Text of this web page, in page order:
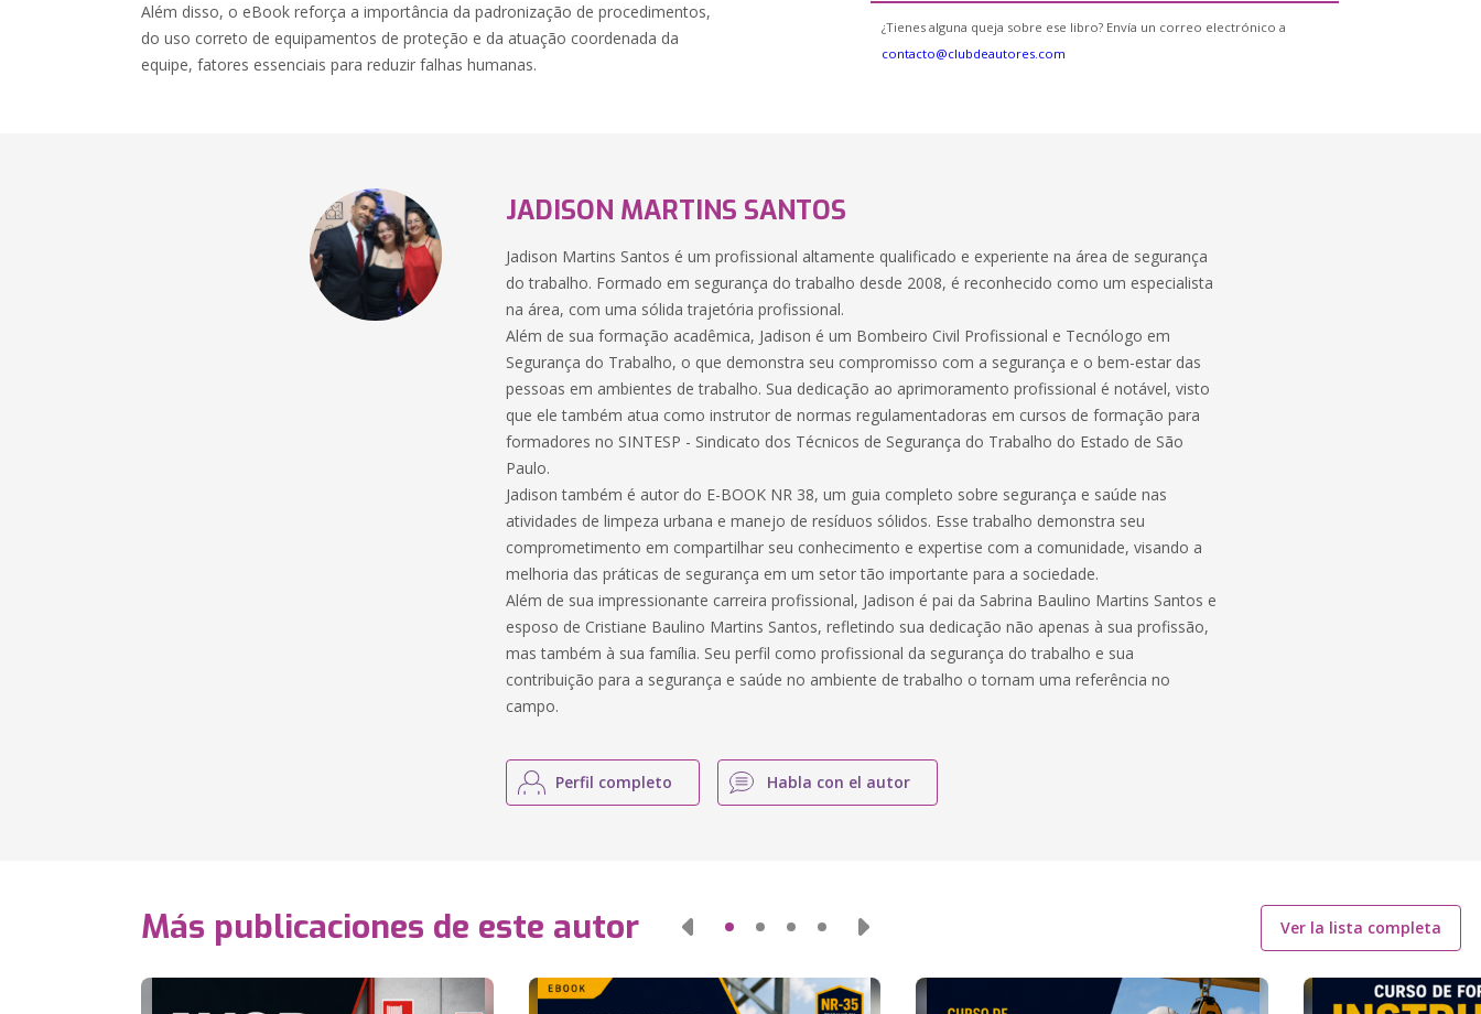
Além disso, o eBook reforça a importância da padronização de procedimentos,
do uso correto de equipamentos de proteção e da atuação coordenada da
equipe, fatores essenciais para reduzir falhas humanas.
¿Tienes alguna queja sobre ese libro? Envía un correo electrónico a
contacto@clubdeautores.com
JADISON MARTINS SANTOS
Jadison Martins Santos é um profissional altamente qualificado e experiente na área de segurança
do trabalho. Formado em segurança do trabalho desde 2008, é reconhecido como um especialista
na área, com uma sólida trajetória profissional.
Além de sua formação acadêmica, Jadison é um Bombeiro Civil Profissional e Tecnólogo em
Segurança do Trabalho, o que demonstra seu compromisso com a segurança e o bem-estar das
pessoas em ambientes de trabalho. Sua dedicação ao aprimoramento profissional é notável, visto
que ele também atua como instrutor de normas regulamentadoras em cursos de formação para
formadores no SINTESP - Sindicato dos Técnicos de Segurança do Trabalho do Estado de São
Paulo.
Jadison também é autor do E-BOOK NR 38, um guia completo sobre segurança e saúde nas
atividades de limpeza urbana e manejo de resíduos sólidos. Esse trabalho demonstra seu
comprometimento em compartilhar seu conhecimento e expertise com a comunidade, visando a
melhoria das práticas de segurança em um setor tão importante para a sociedade.
Além de sua impressionante carreira profissional, Jadison é pai da Sabrina Baulino Martins Santos e
esposo de Cristiane Baulino Martins Santos, refletindo sua dedicação não apenas à sua profissão,
mas também à sua família. Seu perfil como profissional da segurança do trabalho e sua
contribuição para a segurança e saúde no ambiente de trabalho o tornam uma referência no
campo.
Perfil completo Habla con el autor
Más publicaciones de este autor Ver la lista completa